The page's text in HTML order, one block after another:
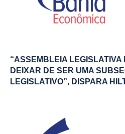
“ASSEMBLEIA LEGISLATIVA
DEIXAR DE SER UMA
LEGISLATIVO”, DISPARA